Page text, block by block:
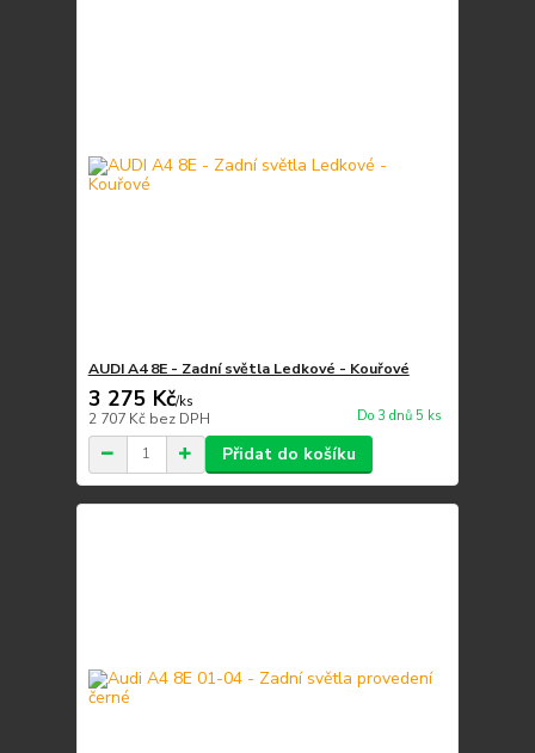
AUDI A4 8E - Zadní světla Ledkové - Kouřové
3 275 Kč/ks
2 707 Kč bez DPH Do 3 dnů 5 ks
Přidat do košíku